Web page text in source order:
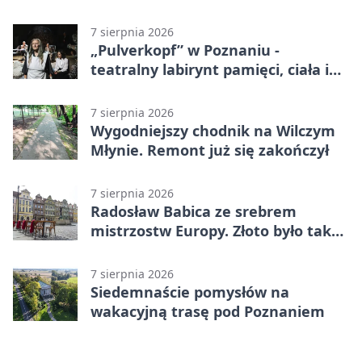
7 sierpnia 2026
„Pulverkopf” w Poznaniu -
teatralny labirynt pamięci, ciała i
7 sierpnia 2026
Wygodniejszy chodnik na Wilczym
Młynie. Remont już się zakończył
7 sierpnia 2026
Radosław Babica ze srebrem
mistrzostw Europy. Złoto było tak
7 sierpnia 2026
Siedemnaście pomysłów na
wakacyjną trasę pod Poznaniem